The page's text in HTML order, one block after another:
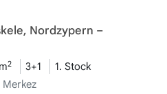
Nordzypern –
2 3+1
1. Stock
Merkez